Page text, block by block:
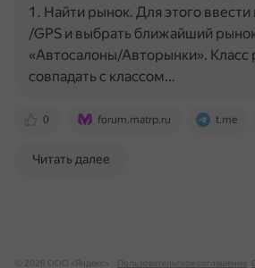
0 forum.matrp.ru t.me
1. Найти рынок. Для этого ввести
/GPS и выбрать ближайший
«Автосалоны/Авторынки». Класс
совпадать с классом…
Читать далее
© 2026 ООО «Яндекс» Пользовательское соглашение